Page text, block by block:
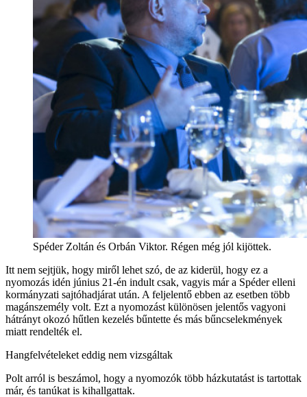
Spéder Zoltán és Orbán Viktor. Régen még jól kijöttek.
Itt nem sejtjük, hogy miről lehet szó, de az kiderül, hogy ez a
nyomozás idén június 21-én indult csak, vagyis már a Spéder elleni
kormányzati sajtóhadjárat után. A feljelentő ebben az esetben több
magánszemély volt. Ezt a nyomozást különösen jelentős vagyoni
hátrányt okozó hűtlen kezelés bűntette és más bűncselekmények
miatt rendelték el.
Hangfelvételeket eddig nem vizsgáltak
Polt arról is beszámol, hogy a nyomozók több házkutatást is tartottak
már, és tanúkat is kihallgattak.